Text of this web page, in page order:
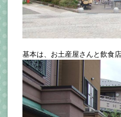
基本は、お土産屋さんと飲食店